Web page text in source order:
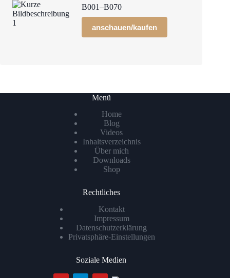
B001–B070
anschauen/kaufen
Menü
Home
Blog
Videos
Inhaltsverzeichnis
Über mich
Downloads
Shop
Rechtliches
Kontakt
Impressum
Datenschutzerklärung
Privatsphäre-Einstellungen
Soziale Medien